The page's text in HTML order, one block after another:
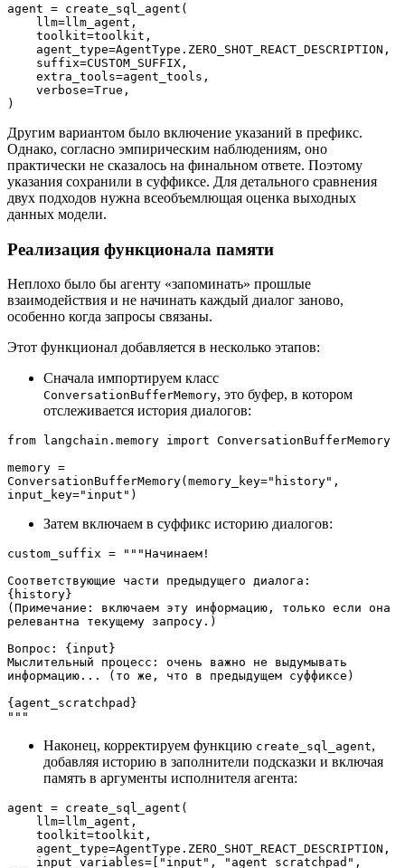
agent = create_sql_agent(
    llm=llm_agent,
    toolkit=toolkit,
    agent_type=AgentType.ZERO_SHOT_REACT_DESCRIPTION,
    suffix=CUSTOM_SUFFIX,
    extra_tools=agent_tools,
    verbose=True,
)
Другим вариантом было включение указаний в префикс.
Однако, согласно эмпирическим наблюдениям, оно
практически не сказалось на финальном ответе. Поэтому
указания сохранили в суффиксе. Для детального сравнения
двух подходов нужна всеобъемлющая оценка выходных
данных модели.
Реализация функционала памяти
Неплохо было бы агенту «запоминать» прошлые
взаимодействия и не начинать каждый диалог заново,
особенно когда запросы связаны.
Этот функционал добавляется в несколько этапов:
Сначала импортируем класс
ConversationBufferMemory, это буфер, в котором
отслеживается история диалогов:
from langchain.memory import ConversationBufferMemory
memory =
ConversationBufferMemory(memory_key="history",
input_key="input")
Затем включаем в суффикс историю диалогов:
custom_suffix = """Начинаем!
Соответствующие части предыдущего диалога:
{history}
(Примечание: включаем эту информацию, только если она
релевантна текущему запросу.)
Вопрос: {input}
Мыслительный процесс: очень важно не выдумывать
информацию... (то же, что в предыдущем суффиксе)
{agent_scratchpad}
"""
Наконец, корректируем функцию create_sql_agent,
добавляя историю в заполнители подсказки и включая
память в аргументы исполнителя агента:
agent = create_sql_agent(
    llm=llm_agent,
    toolkit=toolkit,
    agent_type=AgentType.ZERO_SHOT_REACT_DESCRIPTION,